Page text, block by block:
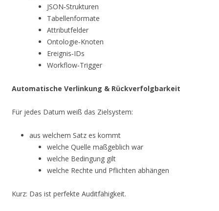
JSON‑Strukturen
Tabellenformate
Attributfelder
Ontologie‑Knoten
Ereignis‑IDs
Workflow‑Trigger
Automatische Verlinkung & Rückverfolgbarkeit
Für jedes Datum weiß das Zielsystem:
aus welchem Satz es kommt
welche Quelle maßgeblich war
welche Bedingung gilt
welche Rechte und Pflichten abhängen
Kurz: Das ist perfekte Auditfähigkeit.